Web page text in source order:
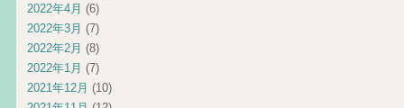
2022年4月 (6)
2022年3月 (7)
2022年2月 (8)
2022年1月 (7)
2021年12月 (10)